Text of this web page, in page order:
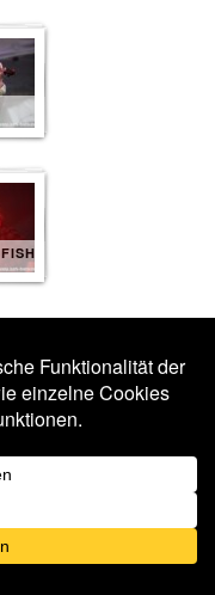
mitAesthetic
Lord Of The Lost,